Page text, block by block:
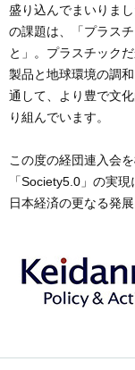
盛り込んでまいりま
の課題は、「プラス
と」。プラスチック
製品と地球環境の調
通して、より豊で文
り組んでいます。
この度の経団連入会
「Society5.0」の実
日本経済の更なる発